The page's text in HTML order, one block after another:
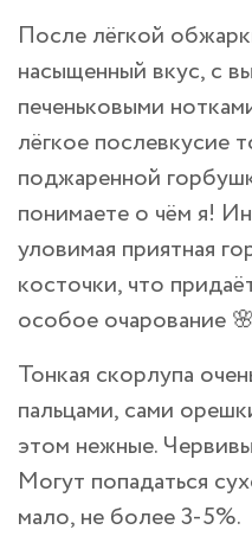
После лёгкой
насыщенный вкус, с
печеньковыми
лёгкое послевкусие
поджаренной
понимаете о чём я!
уловимая приятная
косточки, что
особое очарование 🌸
Тонкая скорлупа
пальцами, сами
этом нежные.
Могут попадаться
мало, не более 3-5%.